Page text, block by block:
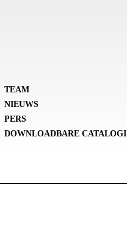
TEAM
NIEUWS
PERS
DOWNLOADBARE CATALOGI